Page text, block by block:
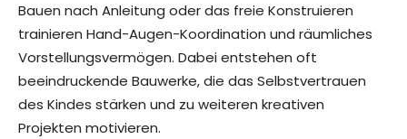
Bauen nach Anleitung oder das freie Konstruieren
trainieren Hand-Augen-Koordination und räumliches
Vorstellungsvermögen. Dabei entstehen oft
beeindruckende Bauwerke, die das Selbstvertrauen
des Kindes stärken und zu weiteren kreativen
Projekten motivieren.